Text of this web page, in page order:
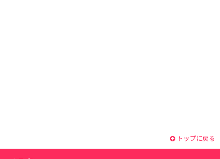
トップに戻る